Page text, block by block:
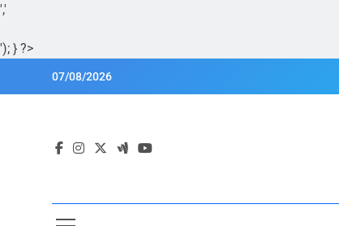
','
'); } ?>
07/08/2026